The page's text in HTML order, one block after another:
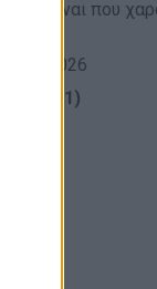
είναι που
2026